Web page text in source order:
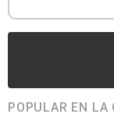
POPULAR EN LA